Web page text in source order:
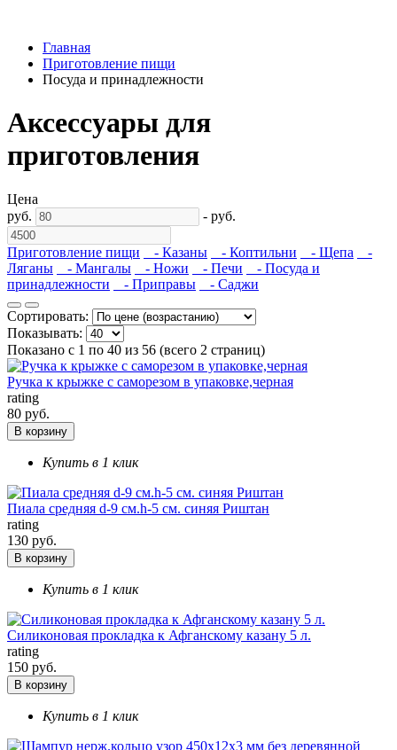
Главная
Приготовление пищи
Посуда и принадлежности
Аксессуары для
приготовления
Цена
руб.
- руб.
Приготовление пищи - Казаны - Коптильни - Щепа
-
Ляганы
- Мангалы - Ножи - Печи
- Посуда и
принадлежности
- Приправы - Саджи
Сортировать:
Показывать:
Показано с 1 по 40 из 56 (всего 2 страниц)
Ручка к крыжке с саморезом в упаковке,черная
rating
80 руб.
В корзину
Купить в 1 клик
Пиала средняя d-9 см.h-5 см. синяя Риштан
rating
130 руб.
В корзину
Купить в 1 клик
Силиконовая прокладка к Афганскому казану 5 л.
rating
150 руб.
В корзину
Купить в 1 клик